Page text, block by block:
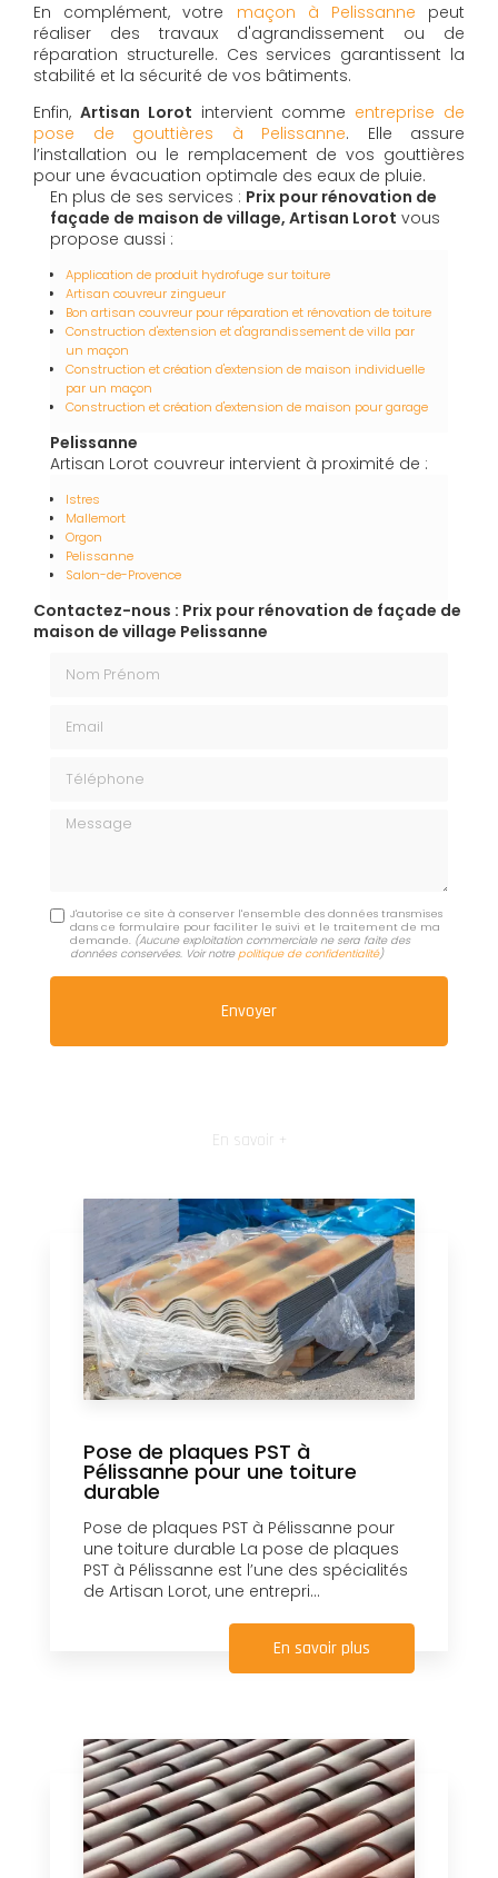
En complément, votre maçon à Pelissanne peut
réaliser des travaux d'agrandissement ou de
réparation structurelle. Ces services garantissent la
stabilité et la sécurité de vos bâtiments.
Enfin, Artisan Lorot intervient comme entreprise de
pose de gouttières à Pelissanne. Elle assure
l’installation ou le remplacement de vos gouttières
pour une évacuation optimale des eaux de pluie.
En plus de ses services : Prix pour rénovation de
façade de maison de village, Artisan Lorot vous
propose aussi :
Application de produit hydrofuge sur toiture
Artisan couvreur zingueur
Bon artisan couvreur pour réparation et rénovation de toiture
Construction d'extension et d'agrandissement de villa par
un maçon
Construction et création d'extension de maison individuelle
par un maçon
Construction et création d'extension de maison pour garage
Pelissanne
Artisan Lorot couvreur intervient à proximité de :
Istres
Mallemort
Orgon
Pelissanne
Salon-de-Provence
Contactez-nous : Prix pour rénovation de façade de
maison de village Pelissanne
Message
J'autorise ce site à conserver l'ensemble des données transmises
dans ce formulaire pour faciliter le suivi et le traitement de ma
demande. (Aucune exploitation commerciale ne sera faite des
données conservées. Voir notrepolitique de confidentialité)
En savoir +
Pose de plaques PST à
Pélissanne pour une toiture
durable
Pose de plaques PST à Pélissanne pour
une toiture durable La pose de plaques
PST à Pélissanne est l’une des spécialités
de Artisan Lorot, une entrepri...
En savoir plus